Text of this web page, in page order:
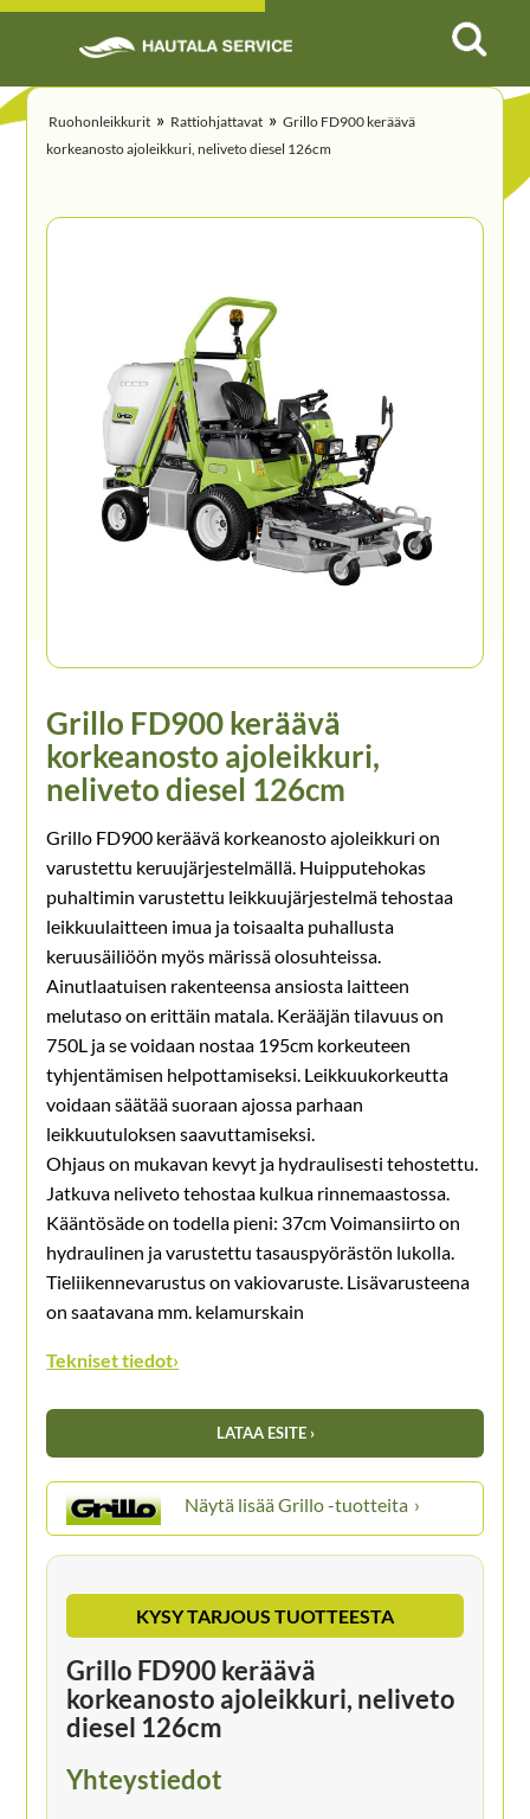
Ruohonleikkurit » Rattiohjattavat » Grillo FD900 keräävä
korkeanosto ajoleikkuri, neliveto diesel 126cm
Grillo FD900 keräävä
korkeanosto ajoleikkuri,
neliveto diesel 126cm
Grillo FD900 keräävä korkeanosto ajoleikkuri on
varustettu keruujärjestelmällä. Huipputehokas
puhaltimin varustettu leikkuujärjestelmä tehostaa
leikkuulaitteen imua ja toisaalta puhallusta
keruusäiliöön myös märissä olosuhteissa.
Ainutlaatuisen rakenteensa ansiosta laitteen
melutaso on erittäin matala. Kerääjän tilavuus on
750L ja se voidaan nostaa 195cm korkeuteen
tyhjentämisen helpottamiseksi. Leikkuukorkeutta
voidaan säätää suoraan ajossa parhaan
leikkuutuloksen saavuttamiseksi.
Ohjaus on mukavan kevyt ja hydraulisesti tehostettu.
Jatkuva neliveto tehostaa kulkua rinnemaastossa.
Kääntösäde on todella pieni: 37cm Voimansiirto on
hydraulinen ja varustettu tasauspyörästön lukolla.
Tieliikennevarustus on vakiovaruste. Lisävarusteena
on saatavana mm. kelamurskain
Tekniset tiedot›
LATAA ESITE ›
Grillo -tuotteita
KYSY TARJOUS TUOTTEESTA
Grillo FD900 keräävä
korkeanosto ajoleikkuri, neliveto
diesel 126cm
Yhteystiedot